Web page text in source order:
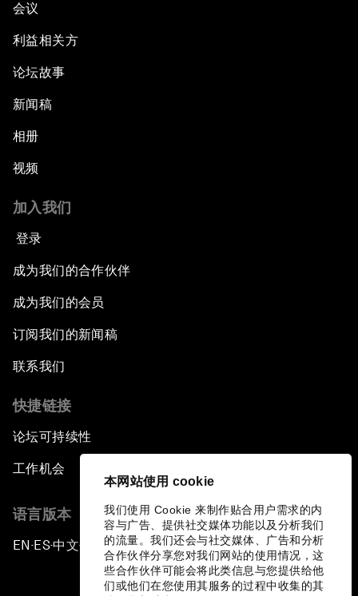
本网站使用 cookie
我们使用 Cookie 来制作贴合用户需求的内
容与广告、提供社交媒体功能以及分析我们
的流量。我们还会与社交媒体、广告和分析
合作伙伴分享您对我们网站的使用情况，这
些合作伙伴可能会将此类信息与您提供给他
们或他们在您使用其服务的过程中收集的其
会议
利益相关方
论坛故事
新闻稿
相册
视频
加入我们
登录
成为我们的合作伙伴
成为我们的会员
订阅我们的新闻稿
联系我们
快捷链接
论坛可持续性
工作机会
语言版本
EN ▪ ES▪中文▪ 日本語